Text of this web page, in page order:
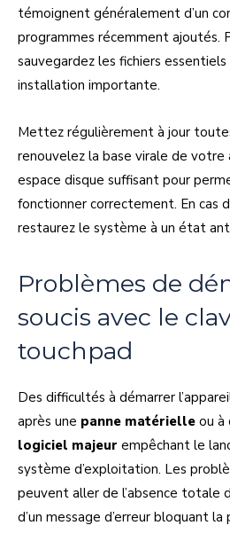
témoignent généralement d’un
programmes récemment ajoutés.
sauvegardez les fichiers
installation importante.
Mettez régulièrement à jour
renouvelez la base virale de votre
espace disque suffisant pour
fonctionner correctement. En cas
restaurez le système à un état
Problèmes de
soucis avec le
touchpad
Des difficultés à démarrer
après une panne matérielle ou à
logiciel majeur empêchant le
système d’exploitation. Les
peuvent aller de l’absence totale
d’un message d’erreur bloquant la